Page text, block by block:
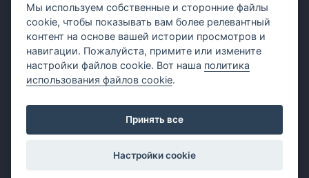
Встроенный AI-ассистент
MCP для AI-клиентов
Отзывы и предложения
Мы используем собственные и сторонние файлы
cookie, чтобы показывать вам более релевантный
контент на основе вашей истории просмотров и
навигации. Пожалуйста, примите или измените
настройки файлов cookie. Вот наша политика
использования файлов cookie.
Принять все
Настройки cookie